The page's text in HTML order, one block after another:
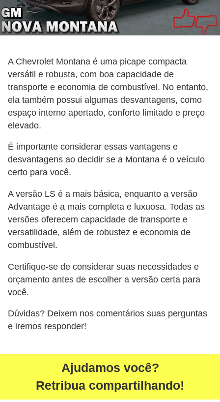
A Chevrolet Montana é uma picape compacta
versátil e robusta, com boa capacidade de
transporte e economia de combustível. No entanto,
ela também possui algumas desvantagens, como
espaço interno apertado, conforto limitado e preço
elevado.
É importante considerar essas vantagens e
desvantagens ao decidir se a Montana é o veículo
certo para você.
A versão LS é a mais básica, enquanto a versão
Advantage é a mais completa e luxuosa. Todas as
versões oferecem capacidade de transporte e
versatilidade, além de robustez e economia de
combustível.
Certifique-se de considerar suas necessidades e
orçamento antes de escolher a versão certa para
você.
Dúvidas? Deixem nos comentários suas perguntas
e iremos responder!
Ajudamos você?
Retribua compartilhando!